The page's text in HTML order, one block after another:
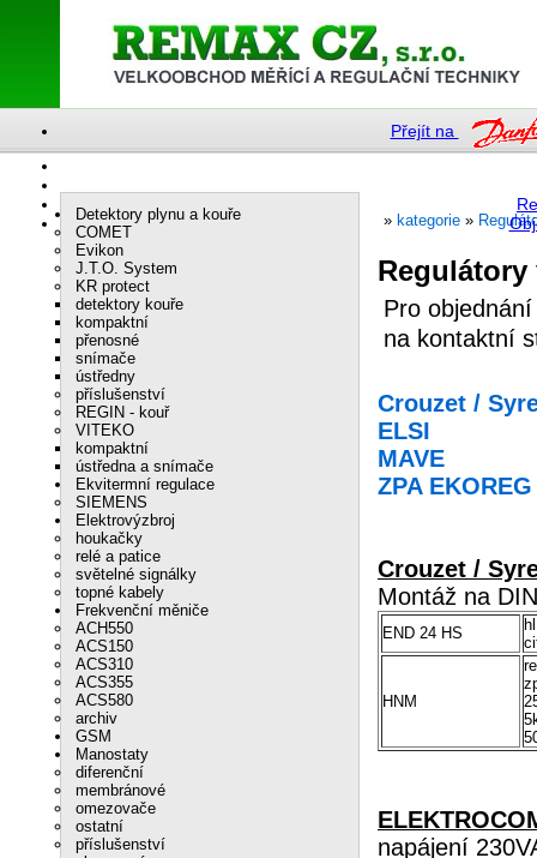
Přejít na
» kategorie »
Pro
na kontaktní
Crouzet /
ELSI
MAVE
ZPA EKOREG
Crouzet /
Montáž na
END 24 HS
HNM
napájení
Detektory plynu a kouře
COMET
Evikon
J.T.O. System
KR protect
detektory kouře
kompaktní
přenosné
snímače
ústředny
příslušenství
REGIN - kouř
VITEKO
kompaktní
ústředna a snímače
Ekvitermní regulace
SIEMENS
Elektrovýzbroj
houkačky
relé a patice
světelné signálky
topné kabely
Frekvenční měniče
ACH550
ACS150
ACS310
ACS355
ACS580
archiv
GSM
Manostaty
diferenční
membránové
omezovače
ostatní
příslušenství